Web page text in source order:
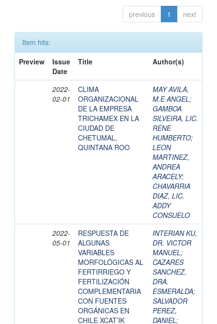
previous 1 next
Item hits:
Preview
Issue
Date
Title Author(s)
2022-
02-01
CLIMA
ORGANIZACIONAL
DE LA EMPRESA
TRICHAMEX EN LA
CIUDAD DE
CHETUMAL,
QUINTANA ROO
MAY AVILA,
M.E ANGEL;
GAMBOA
SILVEIRA, LIC.
RENE
HUMBERTO;
LEON
MARTINEZ,
ANDREA
ARACELY;
CHAVARRIA
DIAZ, LIC.
ADDY
CONSUELO
2022-
05-01
RESPUESTA DE
ALGUNAS
VARIABLES
MORFOLÓGICAS AL
FERTIRRIEGO Y
FERTILIZACIÓN
COMPLEMENTARIA
CON FUENTES
ORGÁNICAS EN
CHILE XCAT’IK
INTERIAN KU,
DR. VICTOR
MANUEL;
CAZARES
SANCHEZ,
DRA.
ESMERALDA;
SALVADOR
PEREZ,
DANIEL;